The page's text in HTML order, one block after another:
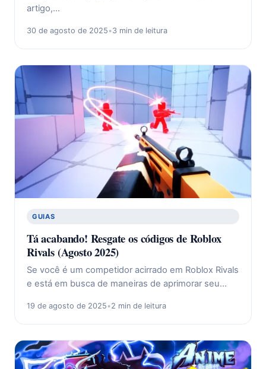
artigo,…
30 de agosto de 2025•3 min de leitura
GUIAS
Tá acabando! Resgate os códigos de Roblox
Rivals (Agosto 2025)
Se você é um competidor acirrado em Roblox Rivals
e está em busca de maneiras de aprimorar seu…
19 de agosto de 2025•2 min de leitura